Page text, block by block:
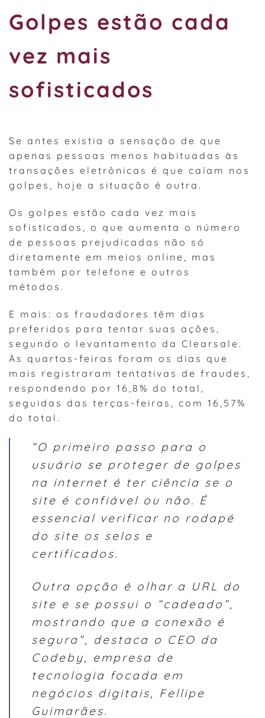
Golpes estão cada
vez mais
sofisticados
Se antes existia a sensação de que
apenas pessoas menos habituadas às
transações eletrônicas é que caíam nos
golpes, hoje a situação é outra.
Os golpes estão cada vez mais
sofisticados, o que aumenta o número
de pessoas prejudicadas não só
diretamente em meios online, mas
também por telefone e outros
métodos.
E mais: os fraudadores têm dias
preferidos para tentar suas ações,
segundo o levantamento da Clearsale.
Às quartas-feiras foram os dias que
mais registraram tentativas de fraudes,
respondendo por 16,8% do total,
seguidas das terças-feiras, com 16,57%
do total.
“O primeiro passo para o
usuário se proteger de golpes
na internet é ter ciência se o
site é confiável ou não. É
essencial verificar no rodapé
do site os selos e
certificados.
Outra opção é olhar a URL do
site e se possui o “cadeado”,
mostrando que a conexão é
segura”, destaca o CEO da
Codeby, empresa de
tecnologia focada em
negócios digitais, Fellipe
Guimarães.